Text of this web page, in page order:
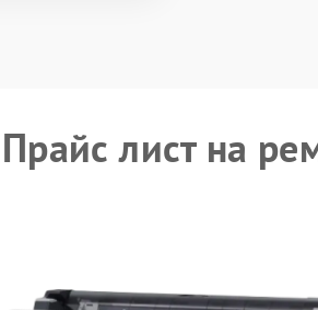
Прайс лист на